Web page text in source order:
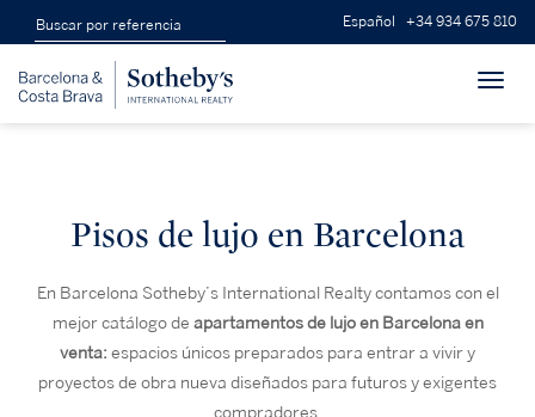
Español +34 934 675 810
Pisos de lujo en Barcelona
En Barcelona Sotheby’s International Realty contamos con el
mejor catálogo de apartamentos de lujo en Barcelona en
venta: espacios únicos preparados para entrar a vivir y
proyectos de obra nueva diseñados para futuros y exigentes
compradores.